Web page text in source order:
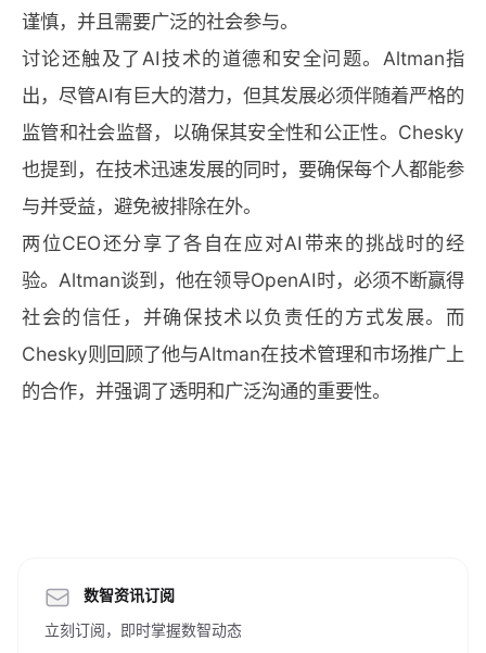
谨慎，并且需要广泛的社会参与。
讨论还触及了AI技术的道德和安全问题。Altman指
出，尽管AI有巨大的潜力，但其发展必须伴随着严格的
监管和社会监督，以确保其安全性和公正性。Chesky
也提到，在技术迅速发展的同时，要确保每个人都能参
与并受益，避免被排除在外。
两位CEO还分享了各自在应对AI带来的挑战时的经
验。Altman谈到，他在领导OpenAI时，必须不断赢得
社会的信任，并确保技术以负责任的方式发展。而
Chesky则回顾了他与Altman在技术管理和市场推广上
的合作，并强调了透明和广泛沟通的重要性。
数智资讯订阅
立刻订阅，即时掌握数智动态